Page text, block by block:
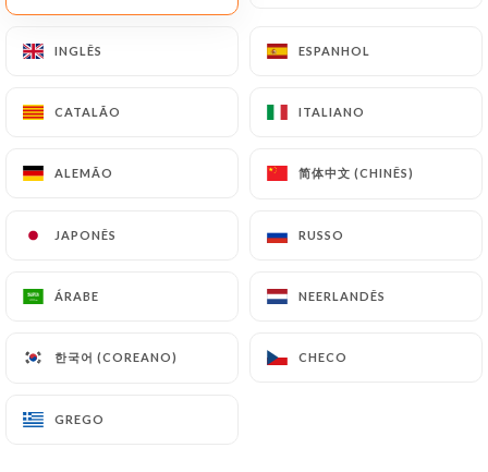
MENU
INGLÊS ESPANHOL
CATALÃO ITALIANO
ALEMÃO 简体中文 (CHINÊS)
JAPONÊS RUSSO
ÁRABE NEERLANDÊS
한국어 (COREANO) CHECO
GREGO
Galeria
INGLÊS ESPANHOL
CATALÃO ITALIANO
ALEMÃO 简体中文 (CHINÊS)
JAPONÊS RUSSO
ÁRABE NEERLANDÊS
한국어 (COREANO) CHECO
GREGO